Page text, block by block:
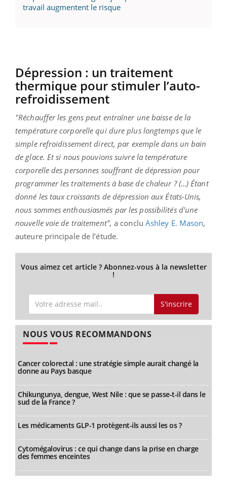
travail augmentent le risque
Dépression : un traitement
thermique pour stimuler l’auto-
refroidissement
"Réchauffer les gens peut entraîner une baisse de la
température corporelle qui dure plus longtemps que le
simple refroidissement direct, par exemple dans un bain
de glace. Et si nous pouvions suivre la température
corporelle des personnes souffrant de dépression pour
programmer les traitements à base de chaleur ? (…) Étant
donné les taux croissants de dépression aux États-Unis,
nous sommes enthousiasmés par les possibilités d'une
nouvelle voie de traitement", a conclu Ashley E. Mason,
auteure principale de l’étude.
Vous aimez cet article ? Abonnez-vous à la newsletter
!
S'inscrire
NOUS VOUS RECOMMANDONS
Cancer colorectal : une stratégie simple aurait changé la
donne au Pays basque
Chikungunya, dengue, West Nile : que se passe-t-il dans le
sud de la France ?
Les médicaments GLP-1 protègent-ils aussi les os ?
Cytomégalovirus : ce qui change dans la prise en charge
des femmes enceintes